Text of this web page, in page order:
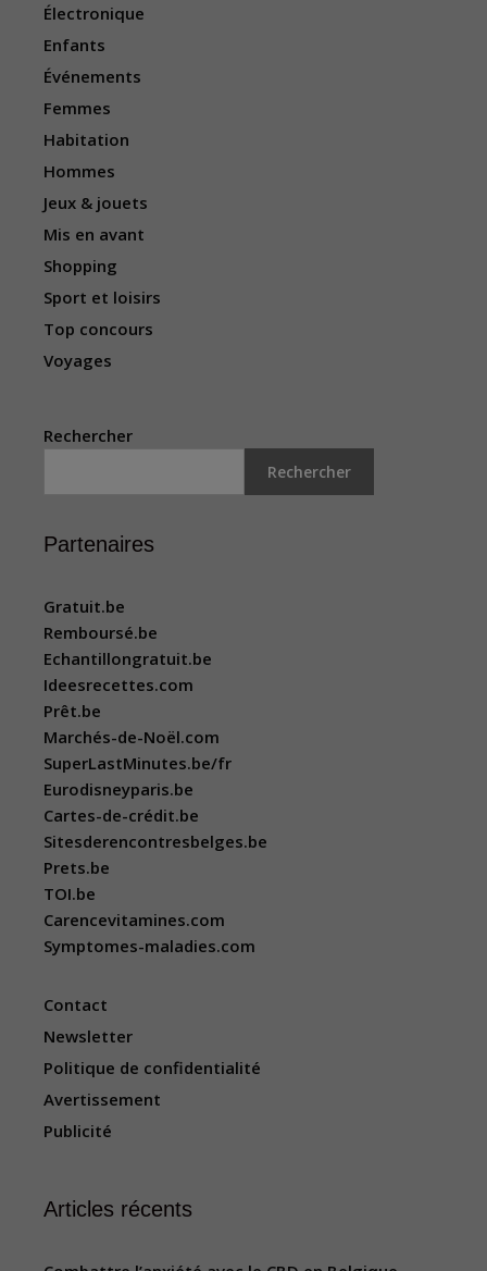
Électronique
Enfants
Événements
Femmes
Habitation
Hommes
Jeux & jouets
Mis en avant
Shopping
Sport et loisirs
Top concours
Voyages
Rechercher
Rechercher
Partenaires
Gratuit.be
Remboursé.be
Echantillongratuit.be
Ideesrecettes.com
Prêt.be
Marchés-de-Noël.com
SuperLastMinutes.be/fr
Eurodisneyparis.be
Cartes-de-crédit.be
Sitesderencontresbelges.be
Prets.be
TOI.be
Carencevitamines.com
Symptomes-maladies.com
Contact
Newsletter
Politique de confidentialité
Avertissement
Publicité
Articles récents